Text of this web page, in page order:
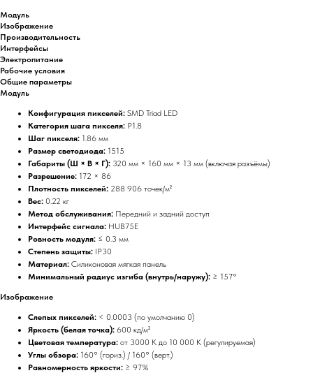
Модуль
Изображение
Производительность
Интерфейсы
Электропитание
Рабочие условия
Общие параметры
Модуль
Конфигурация пикселей: SMD Triad LED
Категория шага пикселя: P1.8
Шаг пикселя: 1.86 мм
Размер светодиода: 1515
Габариты (Ш × В × Г): 320 мм × 160 мм × 13 мм (включая разъёмы)
Разрешение: 172 × 86
Плотность пикселей: 288 906 точек/м²
Вес: 0.22 кг
Метод обслуживания: Передний и задний доступ
Интерфейс сигнала: HUB75E
Ровность модуля: ≤ 0.3 мм
Степень защиты: IP30
Материал: Силиконовая мягкая панель
Минимальный радиус изгиба (внутрь/наружу): ≥ 157°
Изображение
Слепых пикселей: < 0.0003 (по умолчанию 0)
Яркость (белая точка): 600 кд/м²
Цветовая температура: от 3000 K до 10 000 K (регулируемая)
Углы обзора: 160° (гориз.) / 160° (верт.)
Равномерность яркости: ≥ 97%